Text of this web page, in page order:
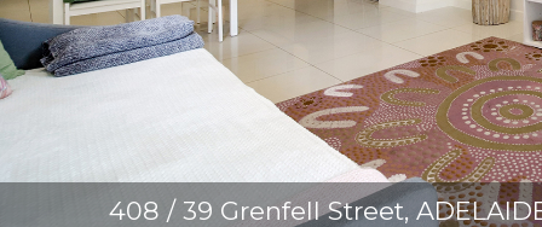
408 / 39 Grenfell Street,